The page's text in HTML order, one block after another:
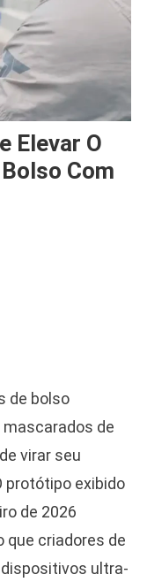
Elevar O
Com
de bolso
de
virar seu
protótipo exibido
de 2026
que criadores de
ultra-